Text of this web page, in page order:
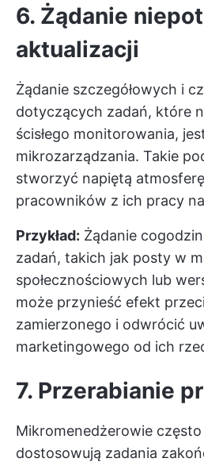
6. Żądanie
aktualizacji
Żądanie szczegółowych i
dotyczących zadań, które
ścisłego monitorowania,
mikrozarządzania. Takie
stworzyć napiętą
pracowników z ich pracy
Przykład: Żądanie
zadań, takich jak posty w
społecznościowych lub
może przynieść efekt
zamierzonego i odwrócić
marketingowego od ich
7. Przerabianie
Mikromenedżerowie
dostosowują zadania